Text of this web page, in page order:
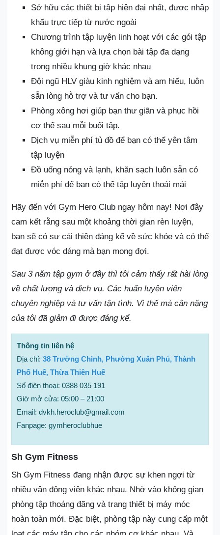
Sở hữu các thiết bị tập hiện đại nhất, được nhập
khẩu trực tiếp từ nước ngoài
Chương trình tập luyện linh hoạt với các gói tập
không giới hạn và lựa chọn bài tập đa dạng
trong nhiều khung giờ khác nhau
Đội ngũ HLV giàu kinh nghiệm và am hiểu, luôn
sẵn lòng hỗ trợ và tư vấn cho bạn.
Phòng xông hơi giúp bạn thư giãn và phục hồi
cơ thể sau mỗi buổi tập.
Dịch vụ miễn phí tủ đồ để bạn có thể yên tâm
tập luyện
Đồ uống nóng và lạnh, khăn sạch luôn sẵn có
miễn phí để bạn có thể tập luyện thoải mái
Hãy đến với Gym Hero Club ngay hôm nay! Nơi đây
cam kết rằng sau một khoảng thời gian rèn luyện,
bạn sẽ có sự cải thiện đáng kể về sức khỏe và có thể
đạt được vóc dáng mà bạn mong đợi.
Sau 3 năm tập gym ở đây thì tôi cảm thấy rất hài lòng
về chất lượng và dịch vụ. Các huấn luyện viên
chuyên nghiệp và tư vấn tận tình. Vì thế mà cân nặng
của tôi đã giảm đi được đáng kể.
Thông tin liên hệ
Địa chỉ: 38 Trường Chinh, Phường Xuân Phú, Thành
Phố Huế, Thừa Thiên Huế
Số điện thoại: 0388 035 191
Giờ mở cửa: 05:00 – 21:00
Email: dvkh.heroclub@gmail.com
Fanpage: gymheroclubhue
Sh Gym Fitness
Sh Gym Fitness đang nhận được sự khen ngợi từ
nhiều vận động viên khác nhau. Nhờ vào không gian
phòng tập thoáng đãng và trang thiết bị máy móc
hoàn toàn mới. Đặc biệt, phòng tập này cung cấp một